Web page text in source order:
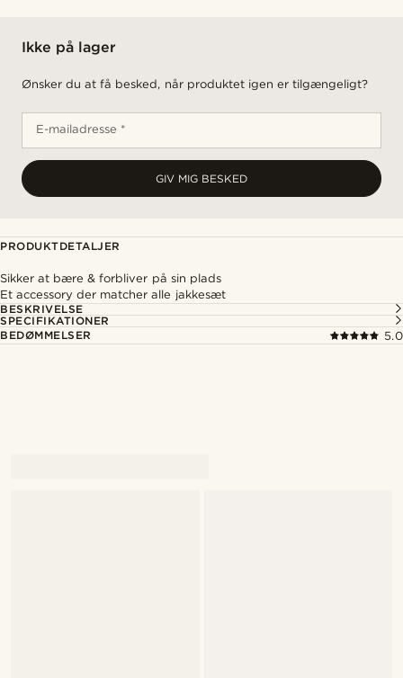
Ikke på lager
Ønsker du at få besked, når produktet igen er tilgængeligt?
E-mailadresse *
GIV MIG BESKED
PRODUKTDETALJER
Sikker at bære & forbliver på sin plads
Et accessory der matcher alle jakkesæt
BESKRIVELSE
SPECIFIKATIONER
BEDØMMELSER
5.0